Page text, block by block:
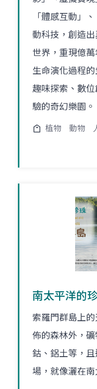
「體感互動」
動科技，創造
世界，重現億
生命演化過程
趣味探索、數
驗的奇幻樂園。
植物 動物
南太平洋的
索羅門群島上
佈的森林外，礦
鈷、鋁土等，
場，就像灑在南